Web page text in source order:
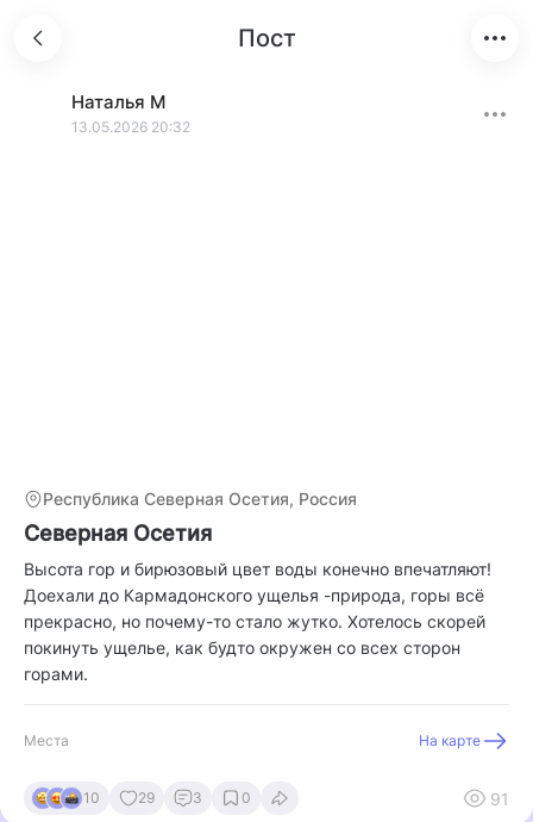
Пост
Наталья М
13.05.2026 20:32
Республика Северная Осетия, Россия
Северная Осетия
Высота гор и бирюзовый цвет воды конечно впечатляют!
Доехали до Кармадонского ущелья -природа, горы всё
прекрасно, но почему-то стало жутко. Хотелось скорей
покинуть ущелье, как будто окружен со всех сторон
горами.
Места На карте
10 29 3 0 91